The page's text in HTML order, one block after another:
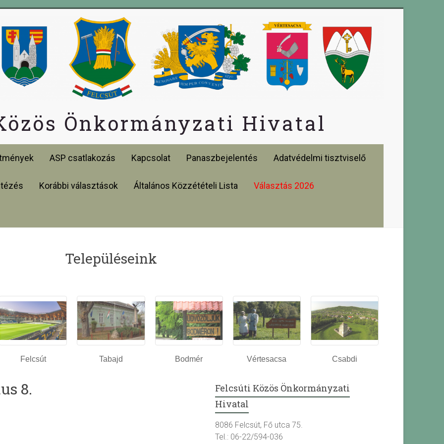
Önkormányzati Hivatal
ASP csatlakozás Kapcsolat Panaszbejelentés Adatvédelmi tisztviselő
Korábbi választások Általános Közzétételi Lista Választás 2026
Településeink
Felcsút Tabajd Bodmér Vértesacsa Csabdi
8.
Felcsúti Közös Önkormányzati
Hivatal
8086 Felcsút, Fő utca 75.
Tel.: 06-22/594-036